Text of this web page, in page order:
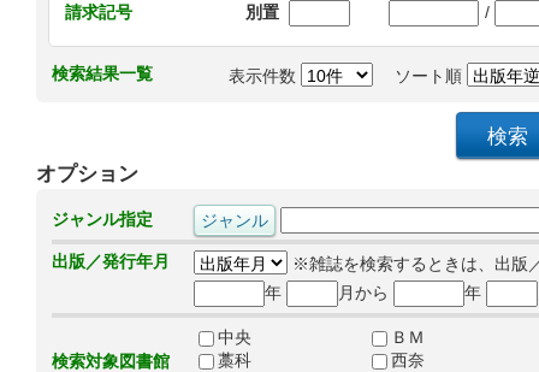
請求記号
別置 /
検索結果一覧 表示件数 ソート順
オプション
ジャンル指定
出版／発行年月
※雑誌を検索するときは、出版
年
月から 年
検索対象図書館
中央
ＢＭ
藁科
西奈